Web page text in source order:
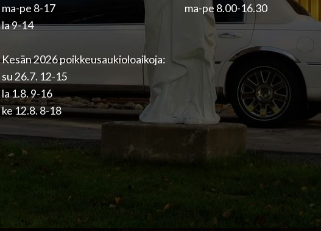
ma-pe 8-17
la 9-14
Kesän 2026 poikkeusaukioloaikoja:
su 26.7. 12-15
la 1.8. 9-16
ke 12.8. 8-18
ma-pe 8.00-16.30